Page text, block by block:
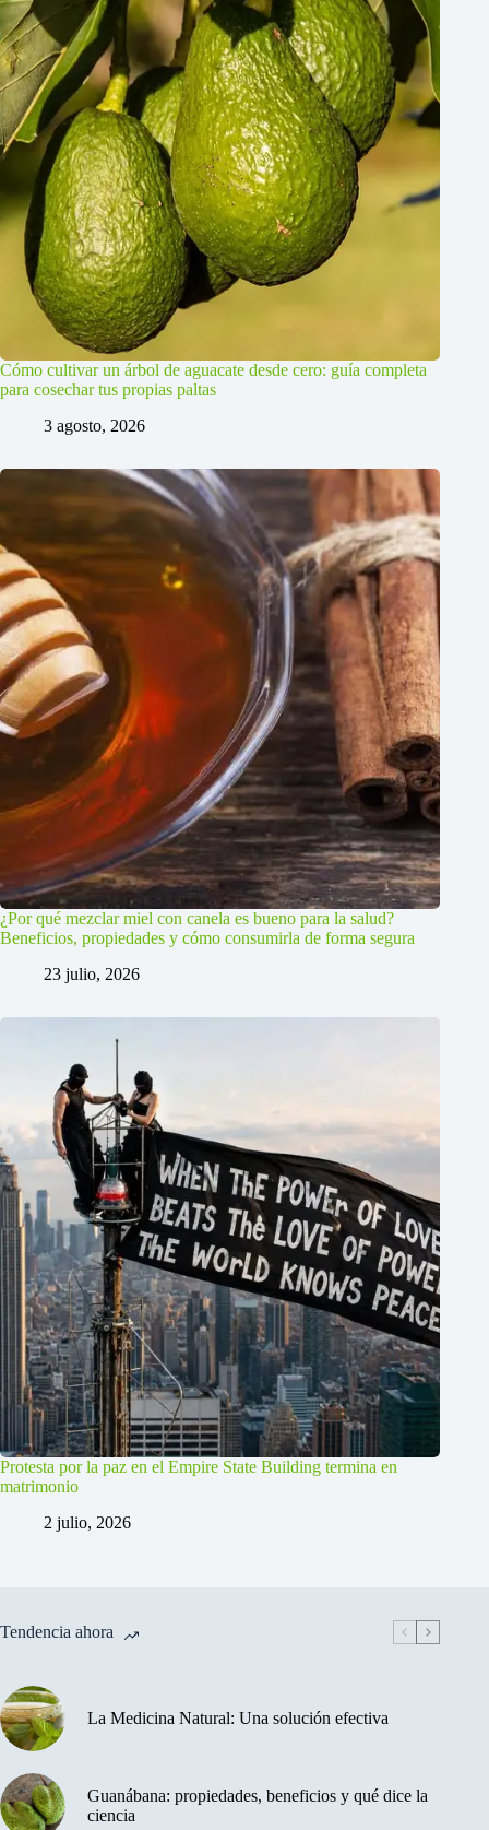
Cómo cultivar un árbol de aguacate desde cero: guía completa
para cosechar tus propias paltas
3 agosto, 2026
¿Por qué mezclar miel con canela es bueno para la salud?
Beneficios, propiedades y cómo consumirla de forma segura
23 julio, 2026
Protesta por la paz en el Empire State Building termina en
matrimonio
2 julio, 2026
Tendencia ahora
La Medicina Natural: Una solución efectiva
Guanábana: propiedades, beneficios y qué dice la
ciencia